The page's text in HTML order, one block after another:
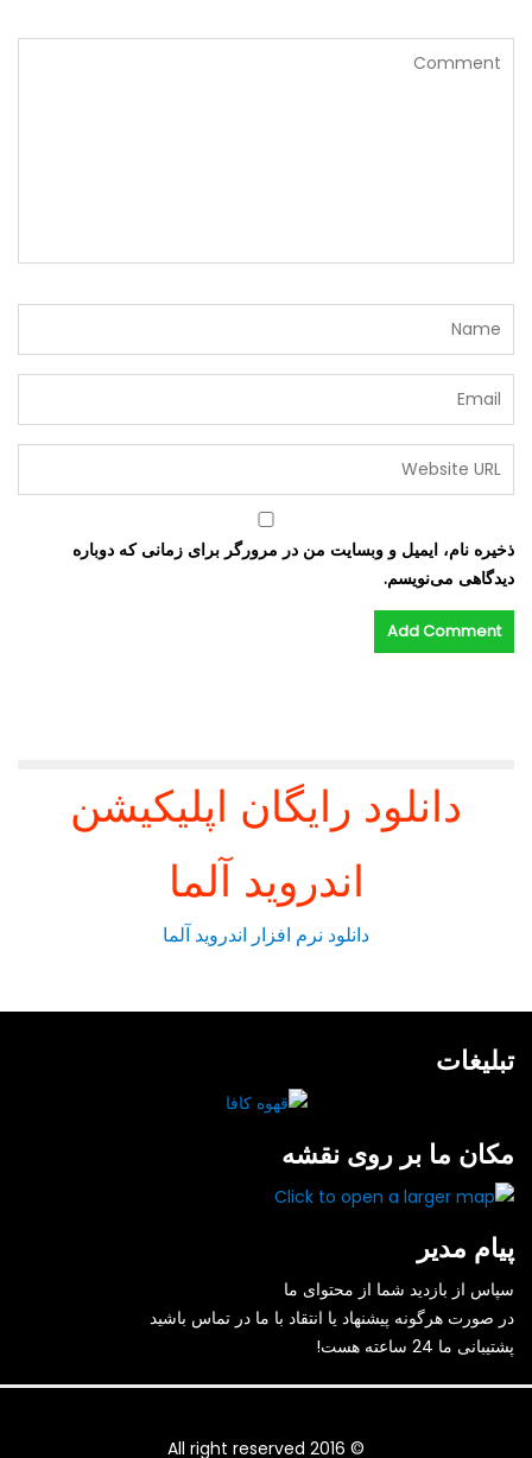
ذخیره نام، ایمیل و وبسایت من در مرورگر برای زمانی که دوباره
دیدگاهی می‌نویسم.
دانلود رایگان اپلیکیشن
اندروید آلما
دانلود نرم افزار اندروید آلما
تبلیغات
مکان ما بر روی نقشه
پیام مدیر
سپاس از بازدید شما از محتوای ما
در صورت هرگونه پیشنهاد یا انتقاد با ما در تماس باشید
پشتیبانی ما 24 ساعته هست!
© All right reserved 2016